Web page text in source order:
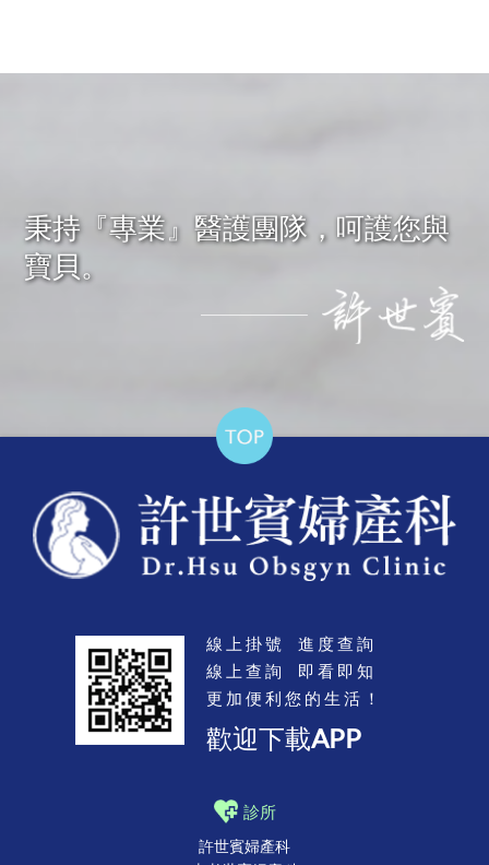
秉持『專業』醫護團隊，呵護您與
寶貝。
線上掛號 進度查詢
線上查詢 即看即知
更加便利您的生活！
歡迎下載APP
診所
許世賓婦產科